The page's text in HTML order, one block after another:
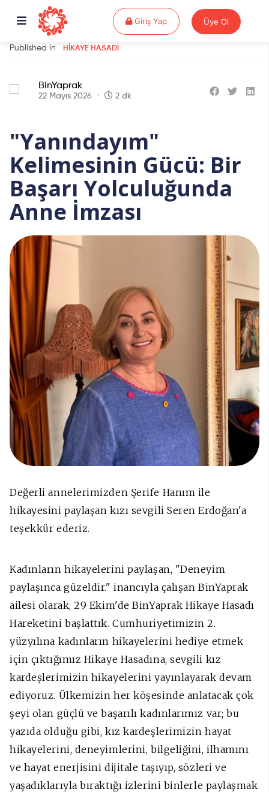
Giriş YapGiriş Yap Üye Ol
Published in HIKAYE HASADI
BinYaprak
22 Mayıs 2026 2 dk
"Yanındayım"
Kelimesinin Gücü: Bir
Başarı Yolculuğunda
Anne İmzası
Değerli annelerimizden Şerife Hanım ile
hikayesini paylaşan kızı sevgili Seren Erdoğan'a
teşekkür ederiz.
Kadınların hikayelerini paylaşan, "Deneyim
paylaşınca güzeldir." inancıyla çalışan BinYaprak
ailesi olarak, 29 Ekim'de BinYaprak Hikaye Hasadı
Hareketini başlattık. Cumhuriyetimizin 2.
yüzyılına kadınların hikayelerini hediye etmek
için çıktığımız Hikaye Hasadına, sevgili kız
kardeşlerimizin hikayelerini yayınlayarak devam
ediyoruz. Ülkemizin her köşesinde anlatacak çok
şeyi olan güçlü ve başarılı kadınlarımız var; bu
yazıda olduğu gibi, kız kardeşlerimizin hayat
hikayelerini, deneyimlerini, bilgeliğini, ilhamını
ve hayat enerjisini dijitale taşıyıp, sözleri ve
yaşadıklarıyla bıraktığı izlerini binlerle paylaşmak